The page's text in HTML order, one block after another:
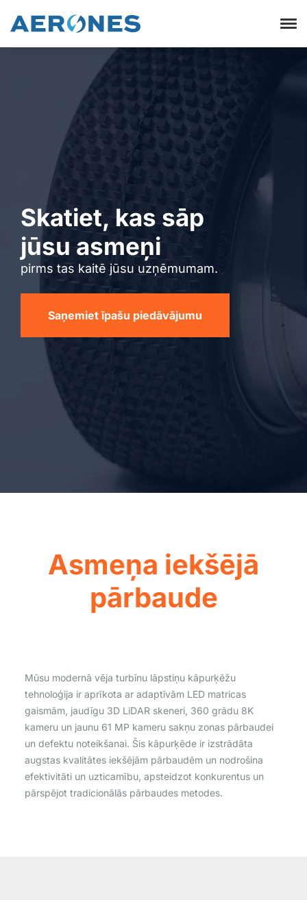
Skatiet, kas sāp
jūsu asmeņi
pirms tas kaitē jūsu uzņēmumam.
Saņemiet īpašu piedāvājumu
Asmeņa iekšējā
pārbaude
Mūsu modernā vēja turbīnu lāpstiņu kāpurķēžu
tehnoloģija ir aprīkota ar adaptīvām LED matricas
gaismām, jaudīgu 3D LiDAR skeneri, 360 grādu 8K
kameru un jaunu 61 MP kameru sakņu zonas pārbaudei
un defektu noteikšanai. Šis kāpurķēde ir izstrādāta
augstas kvalitātes iekšējām pārbaudēm un nodrošina
efektivitāti un uzticamību, apsteidzot konkurentus un
pārspējot tradicionālās pārbaudes metodes.